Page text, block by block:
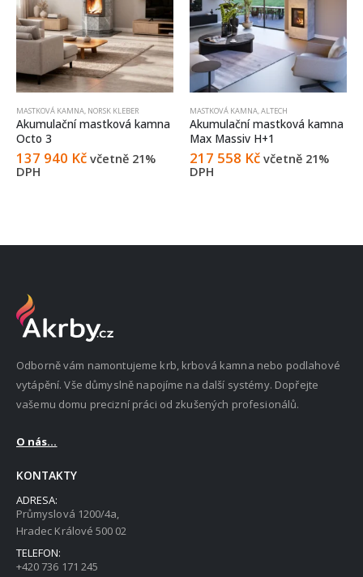
MASTKOVÁ KAMNA, NORSK KLEBER
Akumulační mastková kamna
Octo 3
137 940 Kč včetně 21%
DPH
MASTKOVÁ KAMNA,ALTECH
Akumulační mastková kamna
Max Massiv H+1
217 558 Kč včetně 21%
DPH
Odborně vám namontujeme krb, krbová kamna nebo podlahové
vytápění. Vše důmyslně napojíme na další systémy. Dopřejte
vašemu domu precizní práci od zkušených profesionálů.
O nás...
KONTAKTY
ADRESA:
Průmyslová 1200/4a,
Hradec Králové 500 02
TELEFON:
+420 736 171 245